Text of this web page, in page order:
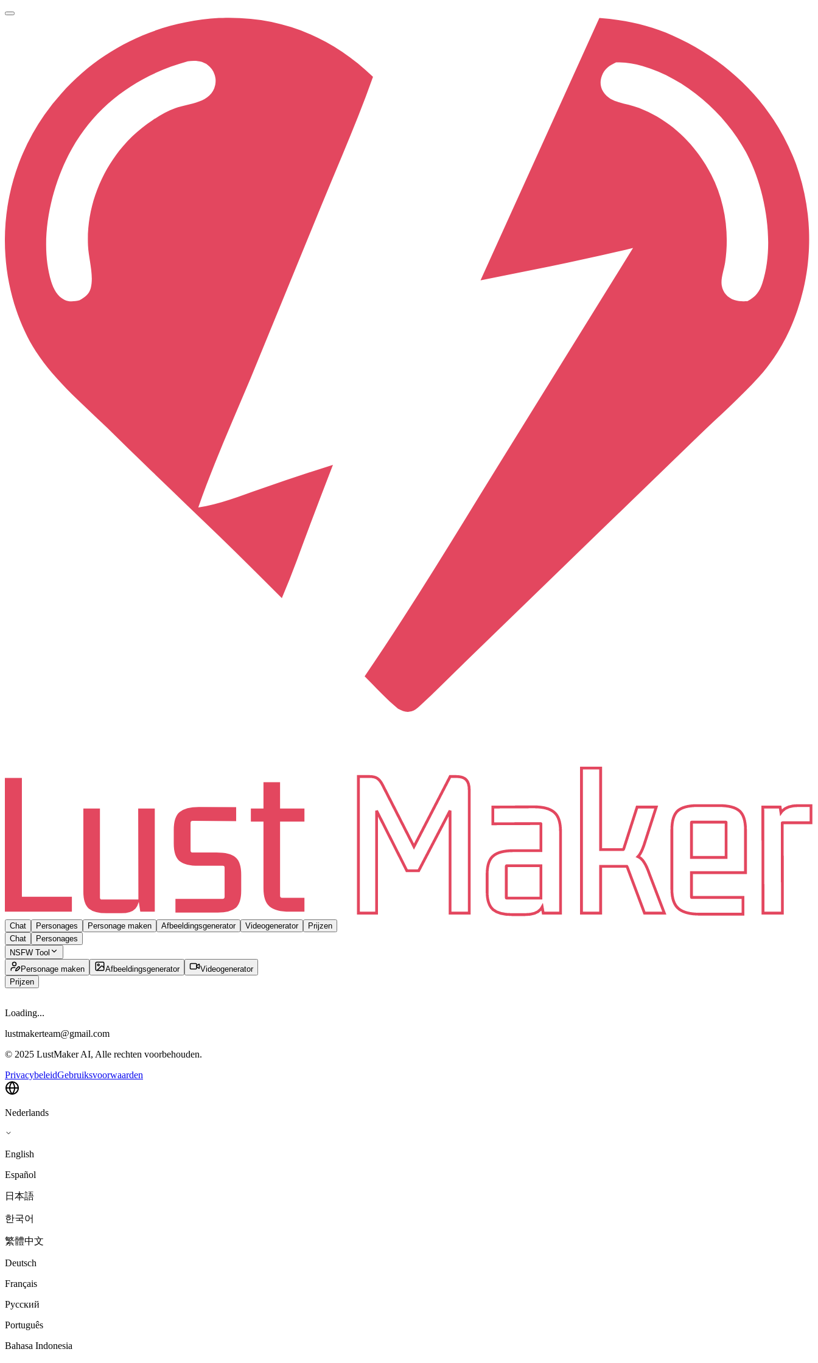
Chat Personages Personage maken Afbeeldingsgenerator Videogenerator
Prijzen
Chat
Personages
NSFW Tool
Personage maken
Afbeeldingsgenerator
Videogenerator
Prijzen
Loading...
lustmakerteam@gmail.com
© 2025 LustMaker AI, Alle rechten voorbehouden.
PrivacybeleidGebruiksvoorwaarden
Nederlands
English
Español
日本語
한국어
繁體中文
Deutsch
Français
Русский
Português
Bahasa Indonesia